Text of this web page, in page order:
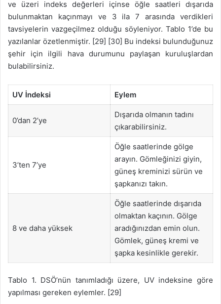
ve üzeri indeks değerleri içinse öğle saatleri dışarıda
bulunmaktan kaçınmayı ve 3 ila 7 arasında verdikleri
tavsiyelerin vazgeçilmez olduğu söyleniyor. Tablo 1’de bu
yazılanlar özetlenmiştir. [29] [30] Bu indeksi bulunduğunuz
şehir için ilgili hava durumunu paylaşan kuruluşlardan
bulabilirsiniz.
UV İndeksi Eylem
0’dan 2’ye
Dışarıda olmanın tadını
çıkarabilirsiniz.
3’ten 7’ye
Öğle saatlerinde gölge
arayın. Gömleğinizi giyin,
güneş kreminizi sürün ve
şapkanızı takın.
8 ve daha yüksek
Öğle saatlerinde dışarıda
olmaktan kaçının. Gölge
aradığınızdan emin olun.
Gömlek, güneş kremi ve
şapka kesinlikle gerekir.
Tablo 1. DSÖ’nün tanımladığı üzere, UV indeksine göre
yapılması gereken eylemler. [29]